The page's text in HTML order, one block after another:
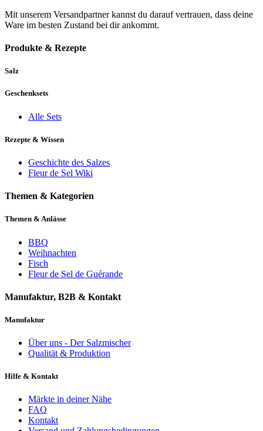
Mit unserem Versandpartner kannst du darauf vertrauen, dass deine
Ware im besten Zustand bei dir ankommt.
Produkte & Rezepte
Salz
Geschenksets
Alle Sets
Rezepte & Wissen
Geschichte des Salzes
Fleur de Sel Wiki
Themen & Kategorien
Themen & Anlässe
BBQ
Weihnachten
Fisch
Fleur de Sel de Guérande
Manufaktur, B2B & Kontakt
Manufaktur
Über uns - Der Salzmischer
Qualität & Produktion
Hilfe & Kontakt
Märkte in deiner Nähe
FAQ
Kontakt